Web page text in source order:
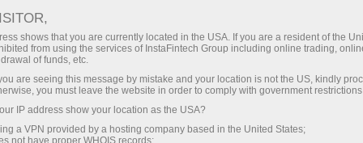
USDX
99.69
(
%)
06 Aug 2026 02:14
Buy
Sell
shows that you are currently located in the USA. If you are a resident of the
from using the services of InstaFintech Group including online trading,
of funds, etc.
are seeing this message by mistake and your location is not the US, kindly
you must leave the website in order to comply with government
IP address show your location as the USA?
a VPN provided by a hosting company based in the United States;
not have proper WHOIS records;